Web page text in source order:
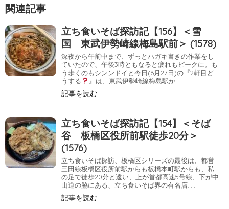
関連記事
立ち食いそば探訪記【156】＜雪
国 東武伊勢崎線梅島駅前＞ (1578)
深夜から午前中まで、ずっとハガキ書きの作業をし
ていたので、午後3時ともなると疲れもピークに。も
う歩くのもシンンドイと今日(6月27日)の『2軒目ど
うする
』は、東武伊勢崎線梅島駅か……
記事を読む
立ち食いそば探訪記【154】＜そば
谷 板橋区役所前駅徒歩20分＞
(1576)
立ち食いそば探訪、板橋区シリーズの最後は、都営
三田線板橋区役所前駅からも板橋本町駅からも、私
の足で徒歩20分と遠い、上が首都高速5号線、下が中
山道の脇にある、立ち食いそば界の有名店……
記事を読む